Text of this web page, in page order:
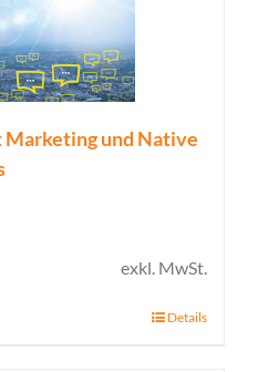
und Native
exkl. MwSt.
Details